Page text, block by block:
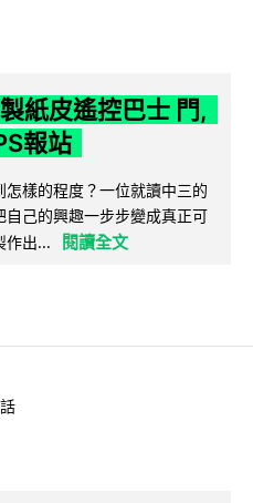
紙皮遙控巴士 門,
報站
樣的程度？一位就讀中三的
己的興趣一步步變成真正可
作出...
閱讀全文